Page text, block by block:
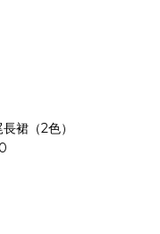
裙（2色）